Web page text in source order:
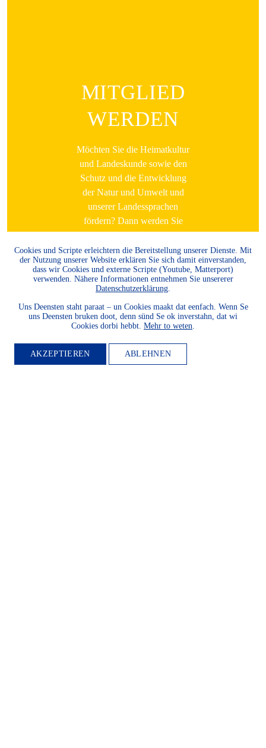
MITGLIED
WERDEN
Möchten Sie die Heimatkultur
und Landeskunde sowie den
Schutz und die Entwicklung
der Natur und Umwelt und
unserer Landessprachen
fördern? Dann werden Sie
Mitglied.
WEITER LESEN
Cookies und Scripte erleichtern die Bereitstellung unserer Dienste. Mit
der Nutzung unserer Website erklären Sie sich damit einverstanden,
dass wir Cookies und externe Scripte (Youtube, Matterport)
verwenden. Nähere Informationen entnehmen Sie unsererer
Datenschutzerklärung
Uns Deensten staht paraat – un Cookies maakt dat eenfach. Wenn Se
uns Deensten bruken doot, denn sünd Se ok inverstahn, dat wi
Cookies dorbi hebbt. Mehr to weten
AKZEPTIEREN ABLEHNEN